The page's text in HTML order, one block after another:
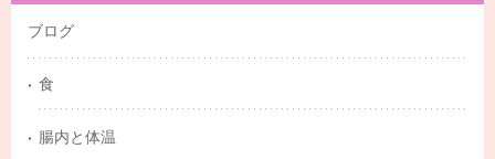
ブログ
食
腸内と体温